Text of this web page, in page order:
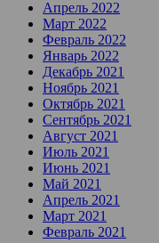
Апрель 2022
Март 2022
Февраль 2022
Январь 2022
Декабрь 2021
Ноябрь 2021
Октябрь 2021
Сентябрь 2021
Август 2021
Июль 2021
Июнь 2021
Май 2021
Апрель 2021
Март 2021
Февраль 2021